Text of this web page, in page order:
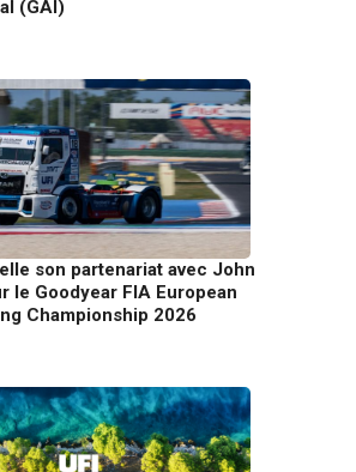
(GAI)
son partenariat avec John
le Goodyear FIA European
Championship 2026